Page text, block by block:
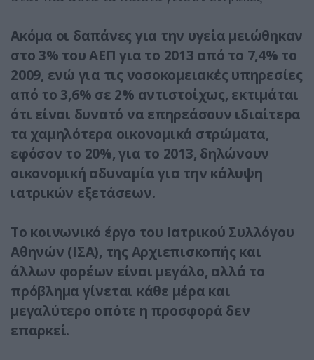
Ακόμα οι δαπάνες για την υγεία μειώθηκαν
στο 3% του ΑΕΠ για το 2013 από το 7,4% το
2009, ενώ για τις νοσοκομειακές υπηρεσίες
από το 3,6% σε 2% αντιστοίχως, εκτιμάται
ότι είναι δυνατό να επηρεάσουν ιδιαίτερα
τα χαμηλότερα οικονομικά στρώματα,
εφόσον το 20%, για το 2013, δηλώνουν
οικονομική αδυναμία για την κάλυψη
ιατρικών εξετάσεων.
To κοινωνικό έργο του Ιατρικού Συλλόγου
Αθηνών (ΙΣΑ), της Αρχιεπισκοπής και
άλλων φορέων είναι μεγάλο, αλλά το
πρόβλημα γίνεται κάθε μέρα και
μεγαλύτερο οπότε η προσφορά δεν
επαρκεί.